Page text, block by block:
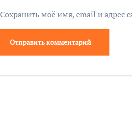
Сохранить моё имя, email и адрес